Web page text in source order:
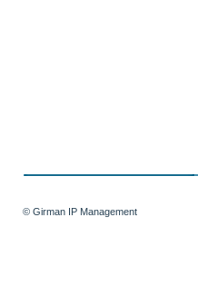
© Girman IP Management